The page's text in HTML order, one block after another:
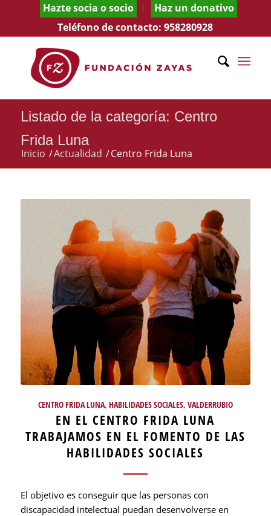
Hazte socia o socio
Haz un donativo
Teléfono de contacto:958280928
Listado de la categoría: Centro
Frida Luna
Inicio /Actualidad /Centro Frida Luna
CENTRO FRIDA LUNA, HABILIDADES SOCIALES, VALDERRUBIO
EN EL CENTRO FRIDA LUNA
TRABAJAMOS EN EL FOMENTO DE LAS
HABILIDADES SOCIALES
El objetivo es conseguir que las personas con
discapacidad intelectual puedan desenvolverse en